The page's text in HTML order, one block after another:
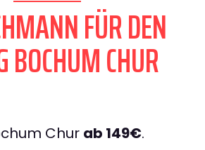
FÜR DEN
BOCHUM CHUR
Chur ab 149€.